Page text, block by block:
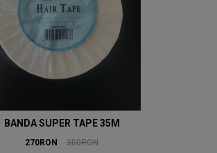
BANDA SUPER TAPE 35M
270RON 300RON